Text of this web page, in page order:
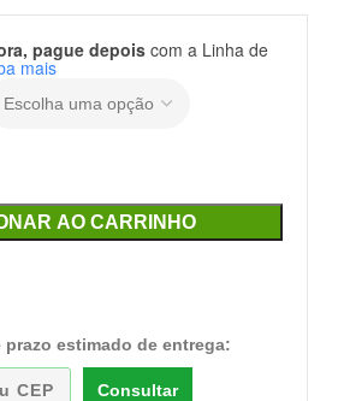
pague depoiscom a Linha de
mais
AO CARRINHO
estimado de entrega:
Consultar